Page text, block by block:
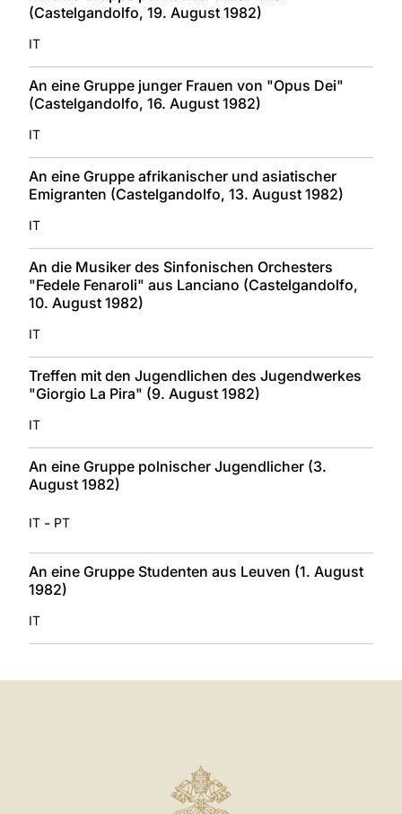
(Castelgandolfo, 19. August 1982)
IT
An eine Gruppe junger Frauen von "Opus Dei"
(Castelgandolfo, 16. August 1982)
IT
An eine Gruppe afrikanischer und asiatischer
Emigranten (Castelgandolfo, 13. August 1982)
IT
An die Musiker des Sinfonischen Orchesters
"Fedele Fenaroli" aus Lanciano (Castelgandolfo,
10. August 1982)
IT
Treffen mit den Jugendlichen des Jugendwerkes
"Giorgio La Pira" (9. August 1982)
IT
An eine Gruppe polnischer Jugendlicher (3.
August 1982)
IT - PT
An eine Gruppe Studenten aus Leuven (1. August
1982)
IT